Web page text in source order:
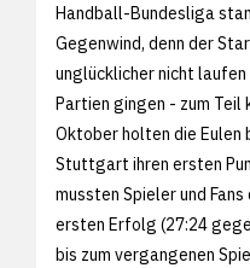
Handball-Bundesliga
Gegenwind, denn der
unglücklicher nicht laufen
Partien gingen - zum
Oktober holten die Eulen
Stuttgart ihren ersten
mussten Spieler und
ersten Erfolg (27:24
bis zum vergangenen